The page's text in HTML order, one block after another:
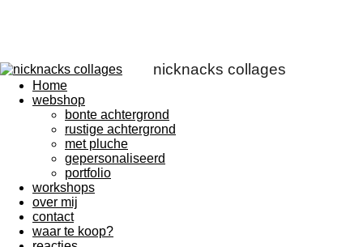
nicknacks collages
Home
webshop
bonte achtergrond
rustige achtergrond
met pluche
gepersonaliseerd
portfolio
workshops
over mij
contact
waar te koop?